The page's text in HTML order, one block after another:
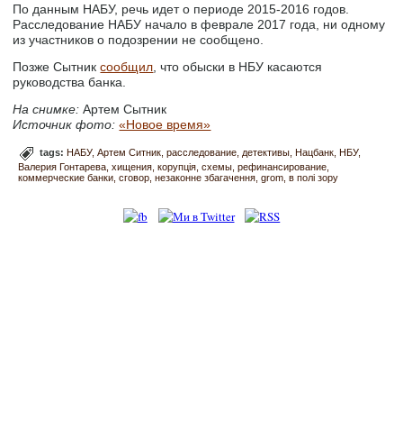
По данным НАБУ, речь идет о периоде 2015-2016 годов.
Расследование НАБУ начало в феврале 2017 года, ни одному
из участников о подозрении не сообщено.
Позже Сытниксообщил , что обыски в НБУ касаются
руководства банка.
На снимке: Артем Сытник
Источник фото: «Новое время»
tags:НАБУ Артем Ситник расследование детективы Нацбанк НБУ
Валерия Гонтарева хищения корупція схемы рефинансирование
коммерческие банки сговор незаконне збагачення grom в полі зору